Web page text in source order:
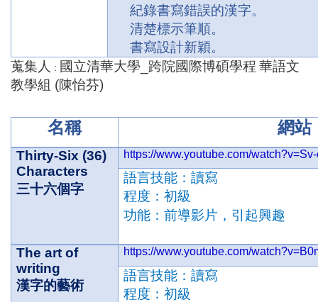
紀錄書寫錯誤的漢字。
清楚標示筆順。
書寫設計新穎。
蒐集人 : 國立清華大學 跨院國際博碩學程 華語文
教學組 (陳怡芬)
名稱 網站
Thirty-Six (36)
Characters
三十六個字
https://www.youtube.com/
語言技能：讀寫
程度：初級
功能：前導影片，引起興趣
The art of
writing
漢字的藝術
https://www.youtube.com/
語言技能：讀寫
程度：初級